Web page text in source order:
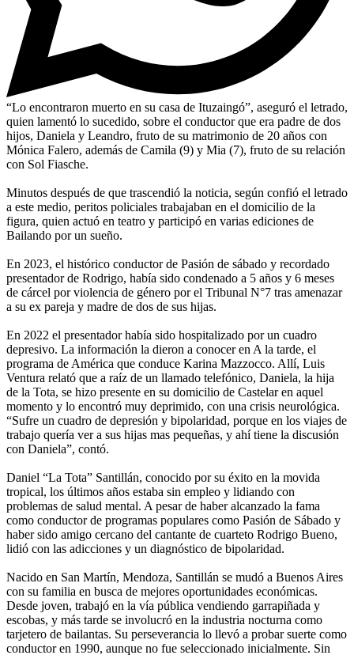
“Lo encontraron muerto en su casa de Ituzaingó”, aseguró el letrado,
quien lamentó lo sucedido, sobre el conductor que era padre de dos
hijos, Daniela y Leandro, fruto de su matrimonio de 20 años con
Mónica Falero, además de Camila (9) y Mia (7), fruto de su relación
con Sol Fiasche.
Minutos después de que trascendió la noticia, según confió el letrado
a este medio, peritos policiales trabajaban en el domicilio de la
figura, quien actuó en teatro y participó en varias ediciones de
Bailando por un sueño.
En 2023, el histórico conductor de Pasión de sábado y recordado
presentador de Rodrigo, había sido condenado a 5 años y 6 meses
de cárcel por violencia de género por el Tribunal N°7 tras amenazar
a su ex pareja y madre de dos de sus hijas.
En 2022 el presentador había sido hospitalizado por un cuadro
depresivo. La información la dieron a conocer en A la tarde, el
programa de América que conduce Karina Mazzocco. Allí, Luis
Ventura relató que a raíz de un llamado telefónico, Daniela, la hija
de la Tota, se hizo presente en su domicilio de Castelar en aquel
momento y lo encontró muy deprimido, con una crisis neurológica.
“Sufre un cuadro de depresión y bipolaridad, porque en los viajes de
trabajo quería ver a sus hijas mas pequeñas, y ahí tiene la discusión
con Daniela”, contó.
Daniel “La Tota” Santillán, conocido por su éxito en la movida
tropical, los últimos años estaba sin empleo y lidiando con
problemas de salud mental. A pesar de haber alcanzado la fama
como conductor de programas populares como Pasión de Sábado y
haber sido amigo cercano del cantante de cuarteto Rodrigo Bueno,
lidió con las adicciones y un diagnóstico de bipolaridad.
Nacido en San Martín, Mendoza, Santillán se mudó a Buenos Aires
con su familia en busca de mejores oportunidades económicas.
Desde joven, trabajó en la vía pública vendiendo garrapiñada y
escobas, y más tarde se involucró en la industria nocturna como
tarjetero de bailantas. Su perseverancia lo llevó a probar suerte como
conductor en 1990, aunque no fue seleccionado inicialmente. Sin